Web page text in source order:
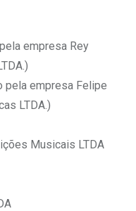
empresa Rey
pela empresa Felipe
LTDA.)
Musicais LTDA